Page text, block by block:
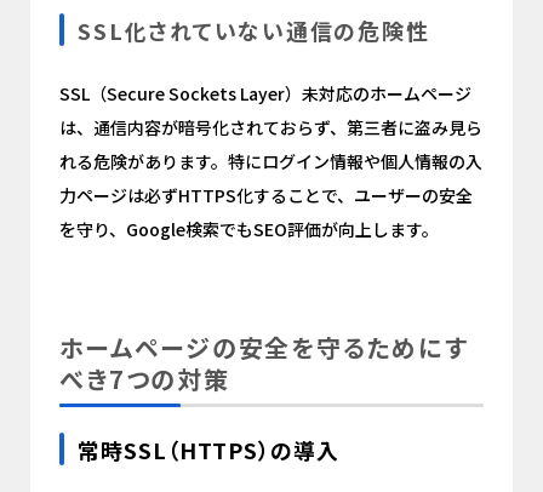
SSL化されていない通信の危険性
SSL（Secure Sockets Layer）未対応のホームページ
は、通信内容が暗号化されておらず、第三者に盗み見ら
れる危険があります。特にログイン情報や個人情報の入
力ページは必ずHTTPS化することで、ユーザーの安全
を守り、Google検索でもSEO評価が向上します。
ホームページの安全を守るためにす
べき7つの対策
常時SSL（HTTPS）の導入